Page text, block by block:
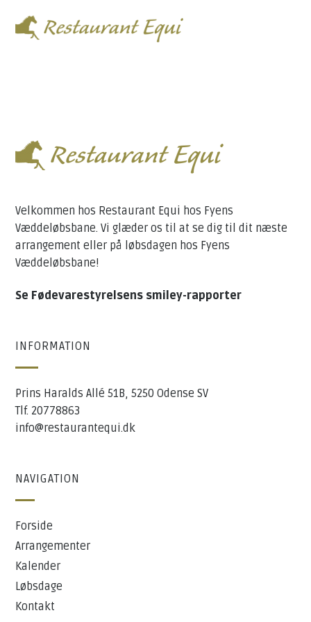
Løbsdage
Kontakt
Velkommen hos Restaurant Equi hos Fyens
Væddeløbsbane. Vi glæder os til at se dig til dit næste
arrangement eller på løbsdagen hos Fyens
Væddeløbsbane!
Se Fødevarestyrelsens smiley-rapporter
INFORMATION
Prins Haralds Allé 51B, 5250 Odense SV
Tlf. 20778863
info@restaurantequi.dk
NAVIGATION
Forside
Arrangementer
Kalender
Løbsdage
Kontakt